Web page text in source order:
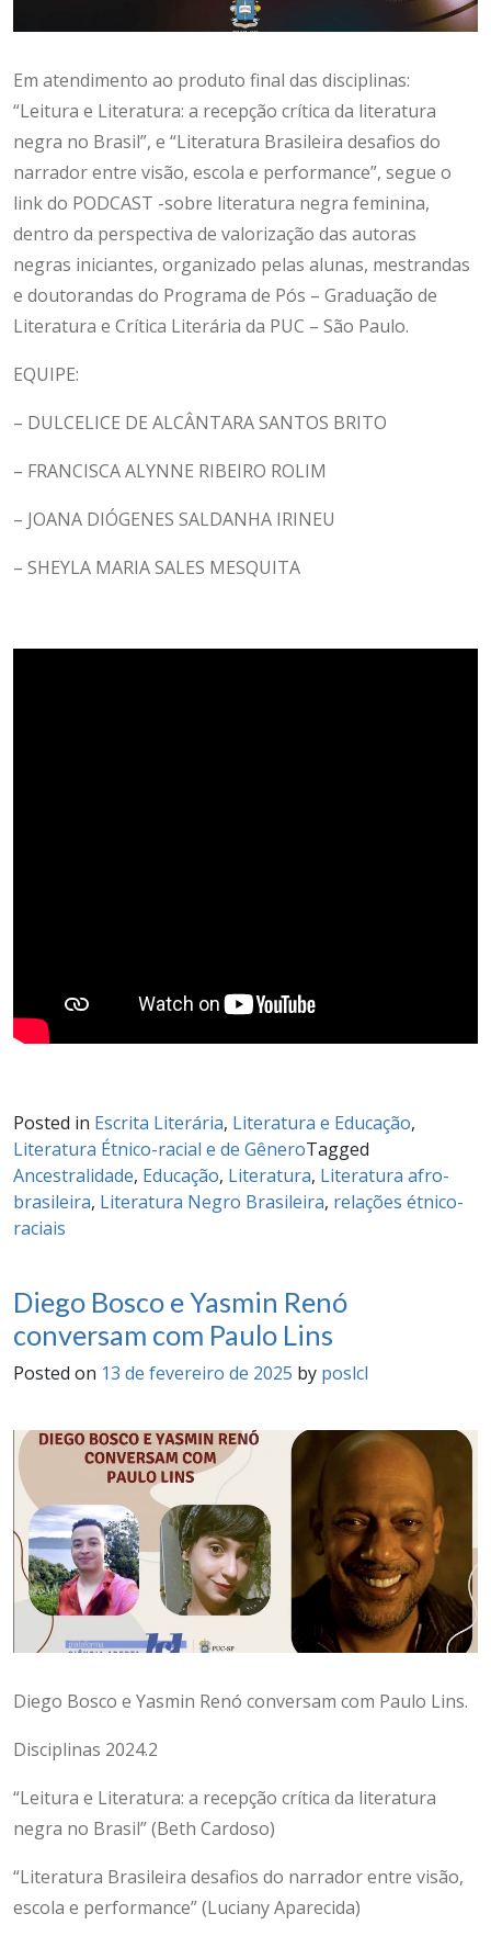
Em atendimento ao produto final das disciplinas:
“Leitura e Literatura: a recepção crítica da literatura
negra no Brasil”, e “Literatura Brasileira desafios do
narrador entre visão, escola e performance”, segue o
link do PODCAST -sobre literatura negra feminina,
dentro da perspectiva de valorização das autoras
negras iniciantes, organizado pelas alunas, mestrandas
e doutorandas do Programa de Pós – Graduação de
Literatura e Crítica Literária da PUC – São Paulo.
EQUIPE:
– DULCELICE DE ALCÂNTARA SANTOS BRITO
– FRANCISCA ALYNNE RIBEIRO ROLIM
– JOANA DIÓGENES SALDANHA IRINEU
– SHEYLA MARIA SALES MESQUITA
Posted in Escrita Literária, Literatura e Educação,
Literatura Étnico-racial e de GêneroTagged
Ancestralidade, Educação, Literatura, Literatura afro-
brasileira, Literatura Negro Brasileira, relações étnico-
raciais
Diego Bosco e Yasmin Renó
conversam com Paulo Lins
Posted on 13 de fevereiro de 2025 by poslcl
Diego Bosco e Yasmin Renó conversam com Paulo Lins.
Disciplinas 2024.2
“Leitura e Literatura: a recepção crítica da literatura
negra no Brasil” (Beth Cardoso)
“Literatura Brasileira desafios do narrador entre visão,
escola e performance” (Luciany Aparecida)